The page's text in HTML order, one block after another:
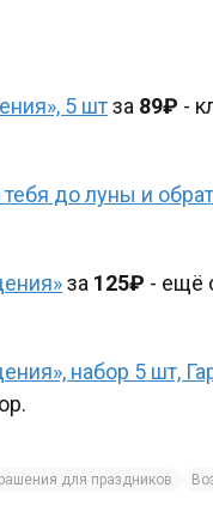
5 штза 89₽ -
до луны и
за 125₽ - ещё
набор 5 шт,
для праздников